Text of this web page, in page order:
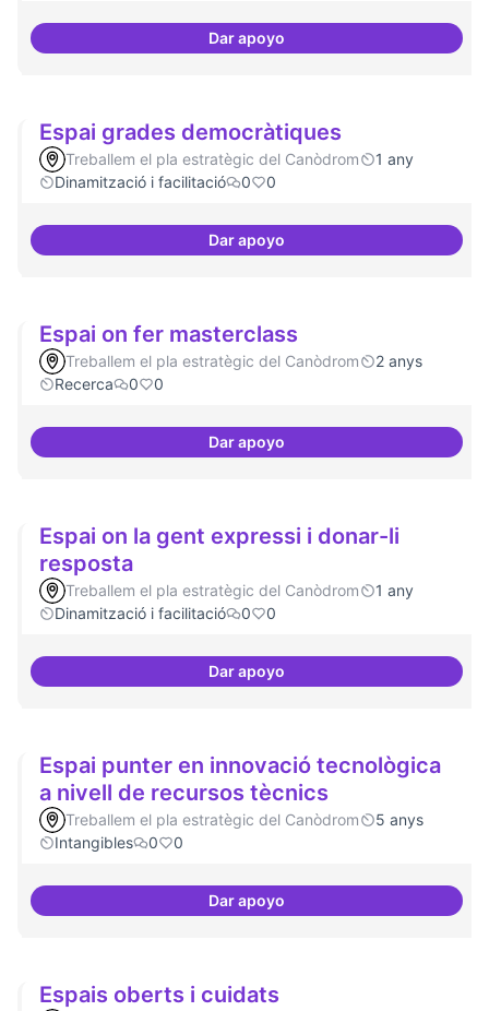
Dar apoyoEspai acompanyament periòdic
Espai grades democràtiques
Treballem el pla estratègic del Canòdrom
1 any
Dinamització i facilitació
0 0
Dar apoyoEspai grades democràtiques
Espai on fer masterclass
Treballem el pla estratègic del Canòdrom
2 anys
Recerca
0 0
Dar apoyoEspai on fer masterclass
Espai on la gent expressi i donar-li
resposta
Treballem el pla estratègic del Canòdrom
1 any
Dinamització i facilitació
0 0
Dar apoyoEspai on la gent expressi i
Espai punter en innovació tecnològica
a nivell de recursos tècnics
Treballem el pla estratègic del Canòdrom
5 anys
Intangibles
0 0
Dar apoyoEspai punter en innovació
Espais oberts i cuidats